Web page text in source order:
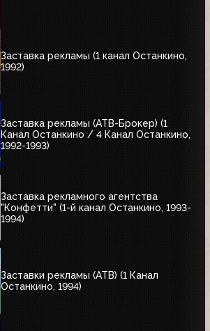
Заставка рекламы (1 канал Останкино,
1992)
Заставка рекламы (АТВ-Брокер) (1
Канал Останкино / 4 Канал Останкино,
1992-1993)
Заставка рекламного агентства
"Конфетти" (1-й канал Останкино, 1993-
1994)
Заставки рекламы (АТВ) (1 Канал
Останкино, 1994)